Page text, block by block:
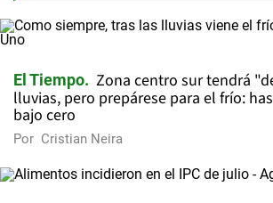
El Tiempo
Zona centro sur tendrá
lluvias, pero prepárese para el frío:
bajo cero
Por Cristian Neira